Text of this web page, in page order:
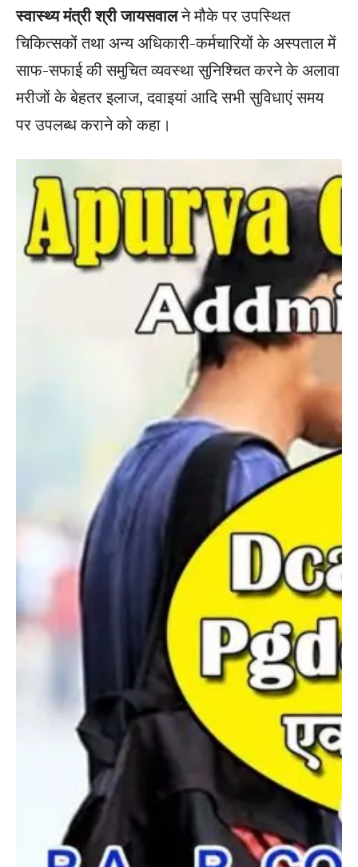
स्वास्थ्य मंत्री श्री जायसवालने मौके पर उपस्थित
चिकित्सकों तथा अन्य अधिकारी-कर्मचारियों के अस्पताल में
साफ-सफाई की समुचित व्यवस्था सुनिश्चित करने के अलावा
मरीजों के बेहतर इलाज, दवाइयां आदि सभी सुविधाएं समय
पर उपलब्ध कराने को कहा।